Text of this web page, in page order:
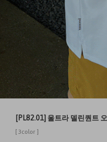
[PL82.01] 울트라 델린퀀트
[ 3color ]